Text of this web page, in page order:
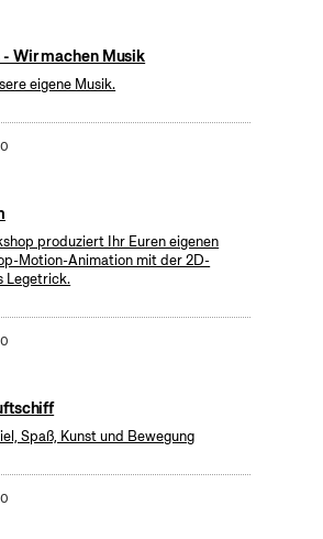
- Wir machen Musik
eigene Musik.
produziert Ihr Euren eigenen
Motion-Animation mit der 2D-
Legetrick.
Spaß, Kunst und Bewegung